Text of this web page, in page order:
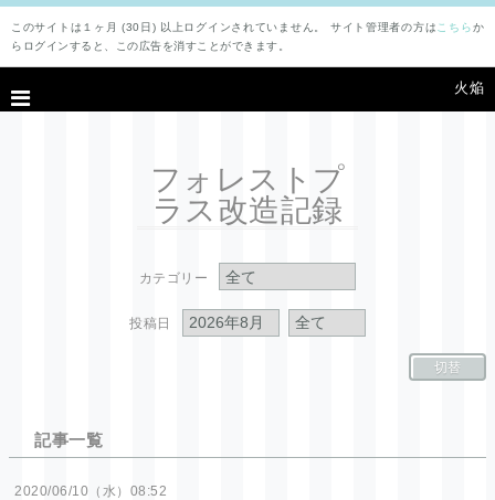
このサイトは１ヶ月 (30日) 以上ログインされていません。 サイト管理者の方は こちらか
らログインすると、この広告を消すことができます。
火焔
フォレストプ
ラス改造記録
カテゴリー
投稿日
切替
記事一覧
2020 06 10 （水） 08:52